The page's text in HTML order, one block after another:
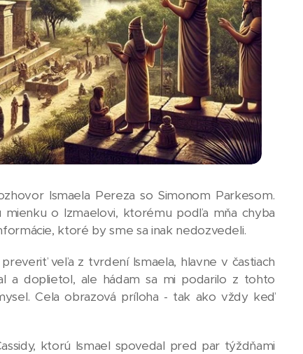
Ismaela Pereza so Simonom Parkesom.
mienku o Izmaelovi, ktorému podľa mňa chyba
ktoré by sme sa inak nedozvedeli.
veľa z tvrdení Ismaela, hlavne v častiach
a doplietol, ale hádam sa mi podarilo z tohto
Cela obrazová príloha - tak ako vždy keď
ktorú Ismael spovedal pred par týždňami